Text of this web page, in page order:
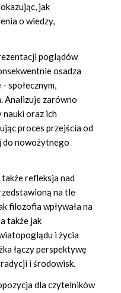
jak
o wiedzy,
poglądów
osadza
społecznym,
Analizuje zarówno
oraz ich
proces przejścia od
do nowożytnego
refleksja nad
na tle
filozofia wpływała na
także jak
i życia
łączy perspektywę
i środowisk.
dla czytelników